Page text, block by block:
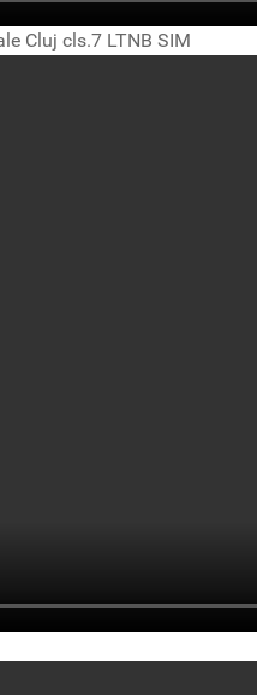
Cluj cls.7 LTNB SIM